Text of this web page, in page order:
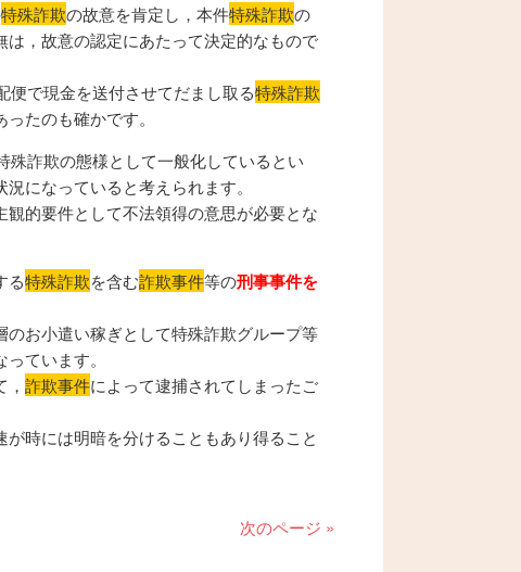
特殊詐欺の故意を肯定し，本件特殊詐欺の
，故意の認定にあたって決定的なもので
便で現金を送付させてだまし取る特殊詐欺
たのも確かです。
殊詐欺の態様として一般化しているとい
になっていると考えられます。
的要件として不法領得の意思が必要とな
る特殊詐欺を含む詐欺事件等の刑事事件を
お小遣い稼ぎとして特殊詐欺グループ等
ています。
， 詐欺事件によって逮捕されてしまったご
が時には明暗を分けることもあり得ること
次のページ »